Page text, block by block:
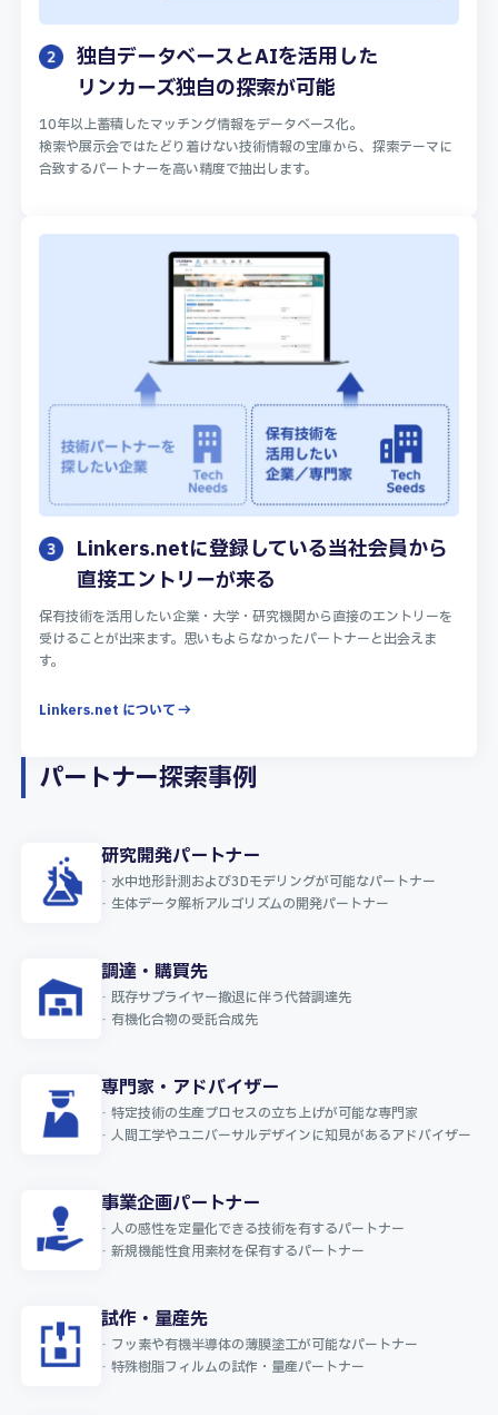
独自データベースとAIを活用した
リンカーズ独自の探索が可能
10年以上蓄積したマッチング情報をデータベース化。
検索や展示会ではたどり着けない技術情報の宝庫から、探索テーマに
合致するパートナーを高い精度で抽出します。
Linkers.netに登録している当社会員から
直接エントリーが来る
保有技術を活用したい企業・大学・研究機関から直接のエントリーを
受けることが出来ます。思いもよらなかったパートナーと出会えま
す。
Linkers.net について
パートナー探索事例
研究開発パートナー
水中地形計測および3Dモデリングが可能なパートナー
生体データ解析アルゴリズムの開発パートナー
調達・購買先
既存サプライヤー撤退に伴う代替調達先
有機化合物の受託合成先
専門家・アドバイザー
特定技術の生産プロセスの立ち上げが可能な専門家
人間工学やユニバーサルデザインに知見があるアドバイザー
事業企画パートナー
人の感性を定量化できる技術を有するパートナー
新規機能性食用素材を保有するパートナー
試作・量産先
フッ素や有機半導体の薄膜塗工が可能なパートナー
特殊樹脂フィルムの試作・量産パートナー